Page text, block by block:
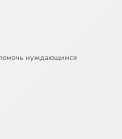
нуждающимся